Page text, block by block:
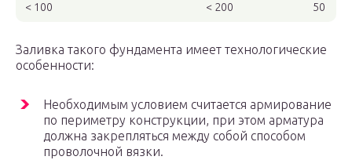
< 100 < 200 50
Заливка такого фундамента имеет технологические
особенности:
Необходимым условием считается армирование
по периметру конструкции, при этом арматура
должна закрепляться между собой способом
проволочной вязки.